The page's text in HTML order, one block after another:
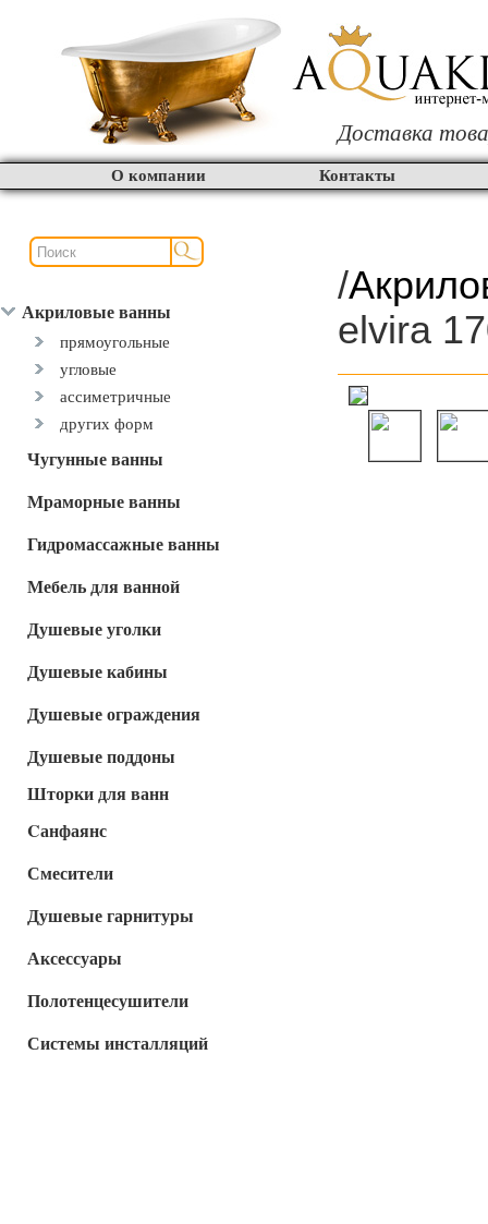
Доставка
О компании Контакты
Акриловые ванны
прямоугольные
угловые
ассиметричные
других форм
Чугунные ванны
Мраморные ванны
Гидромассажные ванны
Мебель для ванной
Душевые уголки
Душевые кабины
Душевые ограждения
Душевые поддоны
Шторки для ванн
Cанфаянс
Смесители
Душевые гарнитуры
Аксессуары
Полотенцесушители
Системы инсталляций
/
elvira